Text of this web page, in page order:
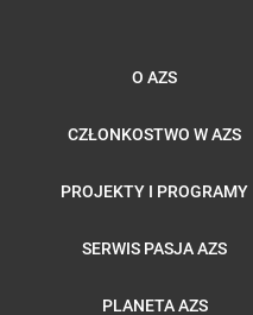
O AZS
CZŁONKOSTWO W AZS
PROJEKTY I PROGRAMY
SERWIS PASJA AZS
PLANETA AZS